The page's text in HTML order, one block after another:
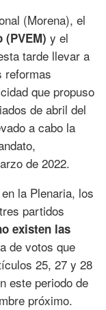
(Morena), el
(PVEM) y el
tarde llevar a
reformas
que propuso
de abril del
a cabo la
de 2022.
la Plenaria, los
partidos
existen las
de votos que
25, 27 y 28
este periodo de
próximo.